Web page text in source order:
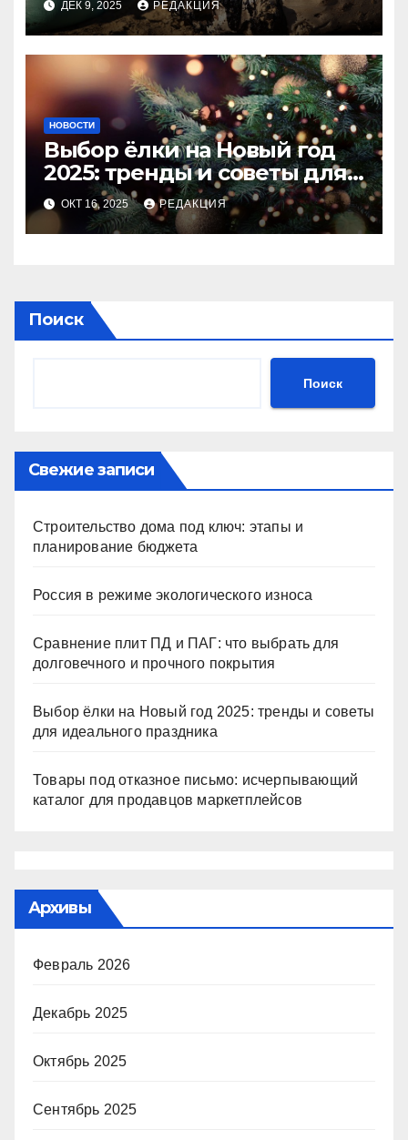
ДЕК 9, 2025 РЕДАКЦИЯ
НОВОСТИ
Выбор ёлки на Новый год
2025: тренды и советы для
идеального праздника
ОКТ 16, 2025 РЕДАКЦИЯ
Поиск
Поиск
Свежие записи
Строительство дома под ключ: этапы и
планирование бюджета
Россия в режиме экологического износа
Сравнение плит ПД и ПАГ: что выбрать для
долговечного и прочного покрытия
Выбор ёлки на Новый год 2025: тренды и советы
для идеального праздника
Товары под отказное письмо: исчерпывающий
каталог для продавцов маркетплейсов
Архивы
Февраль 2026
Декабрь 2025
Октябрь 2025
Сентябрь 2025